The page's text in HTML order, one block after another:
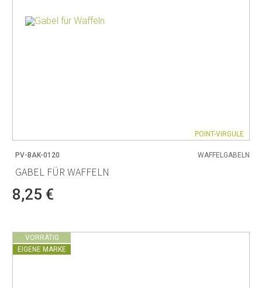
POINT-VIRGULE
PV-BAK-0120 WAFFELGABELN
GABEL FÜR WAFFELN
8,25 €
VORRÄTIG
EIGENE MARKE